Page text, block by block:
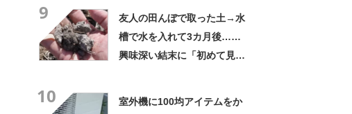
9
友人の田んぼで取った土→水
槽で水を入れて3カ月後……
興味深い結末に「初めて見
10
室外機に100均アイテムをか